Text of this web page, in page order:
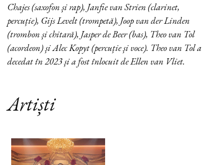
Chajes (saxofon și rap), Janfie van Strien (clarinet,
percuție), Gijs Levelt (trompetă), Joop van der Linden
(trombon și chitară), Jasper de Beer (bas), Theo van Tol
(acordeon) și Alec Kopyt (percuție și voce). Theo van Tol a
decedat în 2023 și a fost înlocuit de Ellen van Vliet.
Artiști